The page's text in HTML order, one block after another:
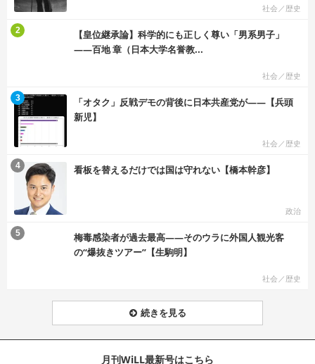
社会／歴史
【皇位継承論】科学的にも正しく尊い「男系男子」
――百地 章（日本大学名誉教...
社会／歴史
2
「オタク」反戦デモの背後に日本共産党が――【兵頭
新児】
社会／歴史
3
看板を替えるだけでは国は守れない【橋本幹彦】
政治
4
梅毒感染者が過去最高――そのウラに外国人観光客
の“爆抜きツアー”【生駒明】
社会／歴史
5
続きを見る
月刊WiLL最新号はこちら